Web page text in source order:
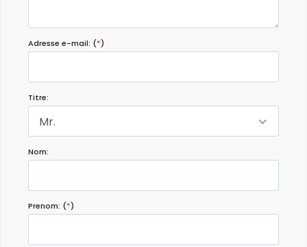
Adresse e-mail: (*)
Titre:
Mr.
Nom:
Prenom: (*)